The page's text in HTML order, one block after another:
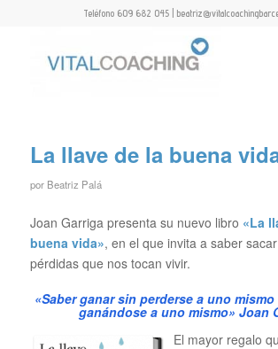
Teléfono 609 682 045 |
La llave de la buena
por Beatriz Palá
Joan Garriga presenta su nuevo libro «La
buena vida», en el que invita a saber
pérdidas que nos tocan vivir.
«Saber ganar sin perderse a uno
ganándose a uno mismo»Joan
El mayor regalo